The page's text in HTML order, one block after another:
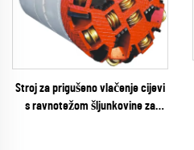
Stroj za prigušeno vlačenje cijevi
s ravnotežom šljunkovine za